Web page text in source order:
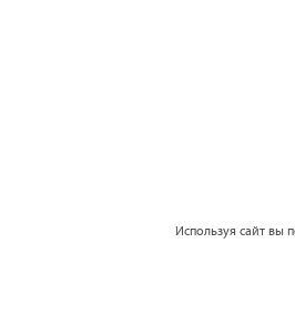
Используя сайт вы